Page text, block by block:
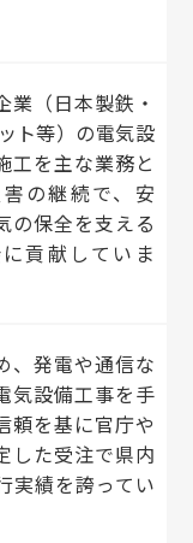
業（日本製鉄・
ト等）の電気設
工を主な業務と
の継続で、安
の保全を支える
貢献していま
、発電や通信な
気設備工事を手
頼を基に官庁や
した受注で県内
実績を誇ってい